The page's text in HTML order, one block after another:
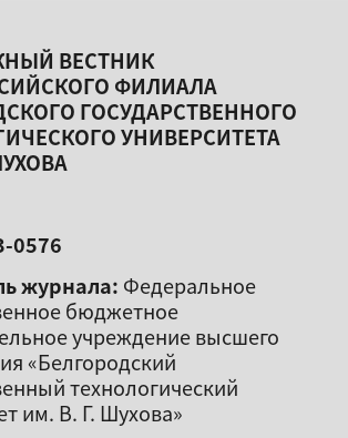
ВЕСТНИК
ФИЛИАЛА
ГОСУДАРСТВЕННОГО
УНИВЕРСИТЕТА
0576
журнала: Федеральное
бюджетное
учреждение высшего
«Белгородский
технологический
им. В. Г. Шухова»